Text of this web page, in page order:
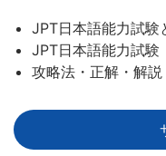
JPT日本語能力試験
JPT日本語能力試験
攻略法・正解・解説